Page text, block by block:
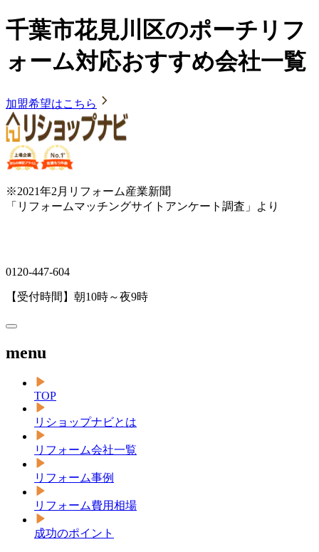
千葉市花見川区のポーチリフ
ォーム対応おすすめ会社一覧
加盟希望はこちら
※2021年2月リフォーム産業新聞
「リフォームマッチングサイトアンケート調査」より
0120-447-604
【受付時間】朝10時～夜9時
menu
TOP
リショップナビとは
リフォーム会社一覧
リフォーム事例
リフォーム費用相場
成功のポイント